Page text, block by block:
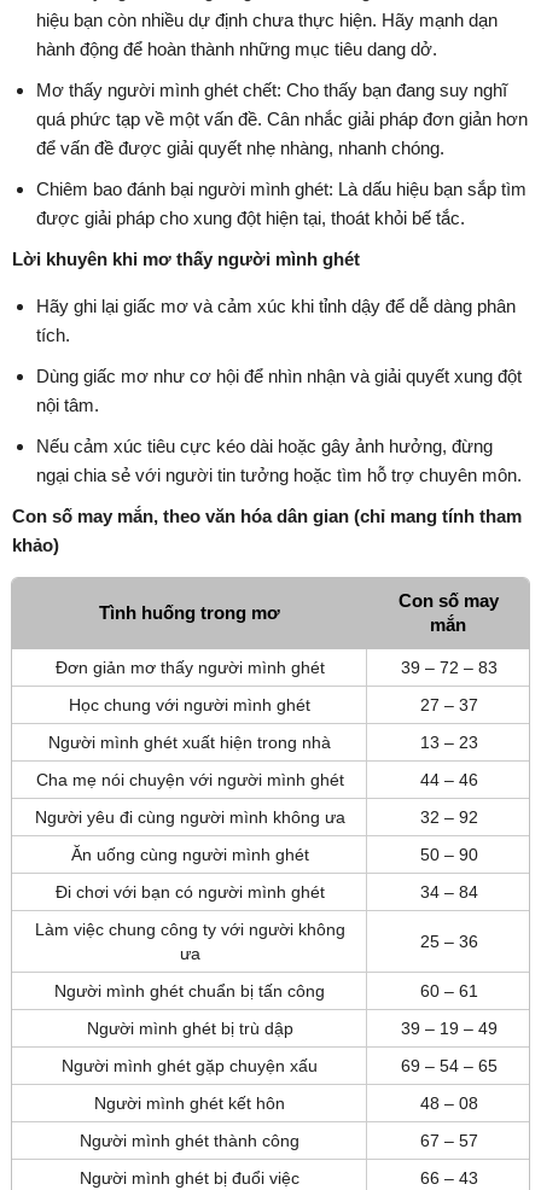
hiệu bạn còn nhiều dự định chưa thực hiện. Hãy mạnh dạn
hành động để hoàn thành những mục tiêu dang dở.
Mơ thấy người mình ghét chết: Cho thấy bạn đang suy nghĩ
quá phức tạp về một vấn đề. Cân nhắc giải pháp đơn giản hơn
để vấn đề được giải quyết nhẹ nhàng, nhanh chóng.
Chiêm bao đánh bại người mình ghét: Là dấu hiệu bạn sắp tìm
được giải pháp cho xung đột hiện tại, thoát khỏi bế tắc.
Lời khuyên khi mơ thấy người mình ghét
Hãy ghi lại giấc mơ và cảm xúc khi tỉnh dậy để dễ dàng phân
tích.
Dùng giấc mơ như cơ hội để nhìn nhận và giải quyết xung đột
nội tâm.
Nếu cảm xúc tiêu cực kéo dài hoặc gây ảnh hưởng, đừng
ngại chia sẻ với người tin tưởng hoặc tìm hỗ trợ chuyên môn.
Con số may mắn, theo văn hóa dân gian (chỉ mang tính tham
khảo)
Tình huống trong mơ
Con số may
mắn
Đơn giản mơ thấy người mình ghét
39 – 72 – 83
Học chung với người mình ghét
27 – 37
Người mình ghét xuất hiện trong nhà
13 – 23
Cha mẹ nói chuyện với người mình ghét
44 – 46
Người yêu đi cùng người mình không ưa
32 – 92
Ăn uống cùng người mình ghét
50 – 90
Đi chơi với bạn có người mình ghét
34 – 84
Làm việc chung công ty với người không
ưa
25 – 36
Người mình ghét chuẩn bị tấn công
60 – 61
Người mình ghét bị trù dập
39 – 19 – 49
Người mình ghét gặp chuyện xấu
69 – 54 – 65
Người mình ghét kết hôn
48 – 08
Người mình ghét thành công
67 – 57
Người mình ghét bị đuổi việc
66 – 43